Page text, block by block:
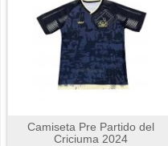
Camiseta Pre Partido del
Criciuma 2024